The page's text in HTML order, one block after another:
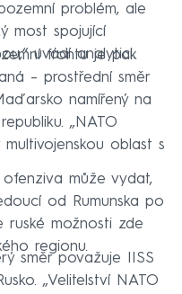
problém, ale
most spojující
uvádí analytici.
frontu je pak
– prostřední směr
namířený na
„NATO
oblast s
ofenziva může vydat,
od Rumunska po
ruské možnosti zde
regionu.
směr považuje IISS
„Velitelství NATO